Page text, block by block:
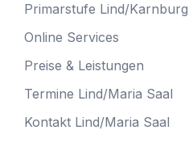
Primarstufe Lind/Karnburg
Online Services
Preise & Leistungen
Termine Lind/Maria Saal
Kontakt Lind/Maria Saal